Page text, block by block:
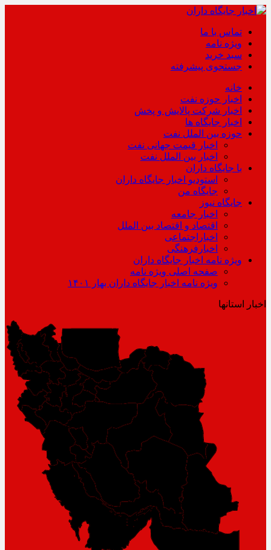
تماس با ما
ویژه نامه
سبد خرید
جستجوی پیشرفته
خانه
اخبار حوزه نفت
اخبار شرکت پالایش و پخش
اخبار جایگاه ها
حوزه بین الملل نفت
اخبار قیمت جهانی نفت
اخبار بین الملل نفت
با جایگاه داران
استودیو اخبار جایگاه داران
جایگاه من
جایگاه نیوز
اخبار جامعه
اقتصاد و اقتصاد بین الملل
اخباراجتماعی
اخبارفرهنگی
ویژه نامه اخبار جایگاه داران
صفحه اصلی ویژه نامه
ویژه نامه اخبار جایگاه داران بهار ۱۴۰۱
اخبار استانها